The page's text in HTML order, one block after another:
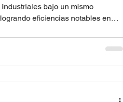
bajo un mismo
eficiencias notables en
el desempeño ambiental, facilita